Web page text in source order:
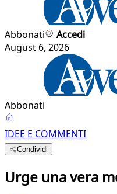
Abbonati
Accedi
August 6, 2026
Abbonati
IDEE E COMMENTI
Condividi
Urge una vera